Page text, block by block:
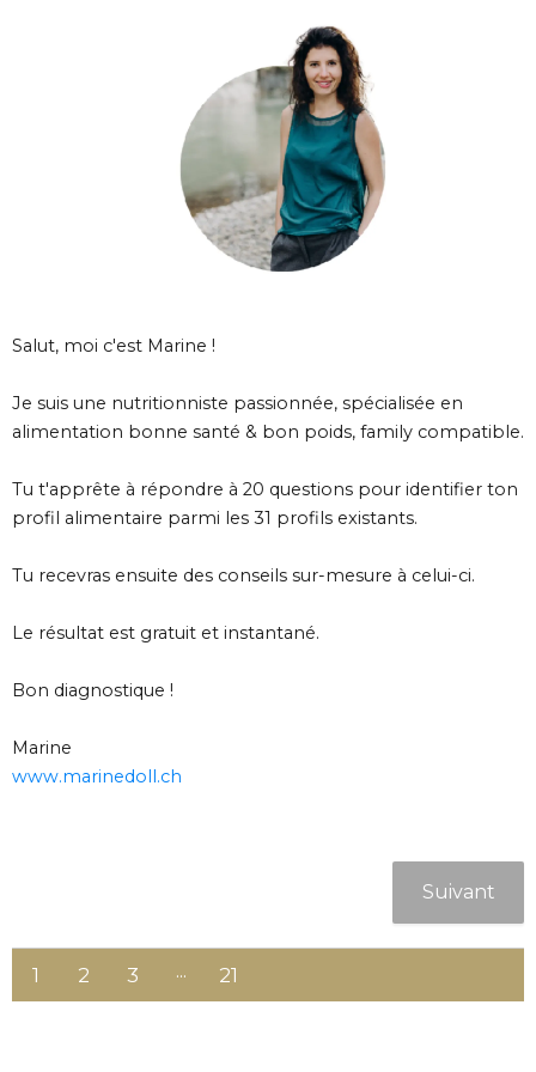
Salut, moi c'est Marine !
Je suis une nutritionniste passionnée, spécialisée en
alimentation bonne santé & bon poids, family compatible.
Tu t'apprête à répondre à 20 questions pour identifier ton
profil alimentaire parmi les 31 profils existants.
Tu recevras ensuite des conseils sur-mesure à celui-ci.
Le résultat est gratuit et instantané.
Bon diagnostique !
Marine
www.marinedoll.ch
1 2
3
21